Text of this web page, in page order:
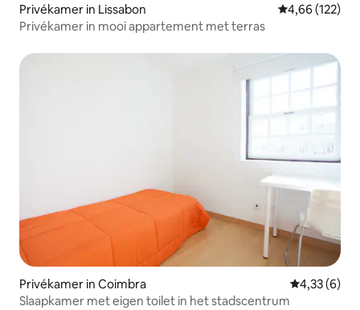
Privékamer in Lissabon Gemiddelde
4,66 (122)
Privékamer in mooi appartement met terras
Privékamer in Coimbra
4,33 (6)
Slaapkamer met eigen toilet in het stadscentrum